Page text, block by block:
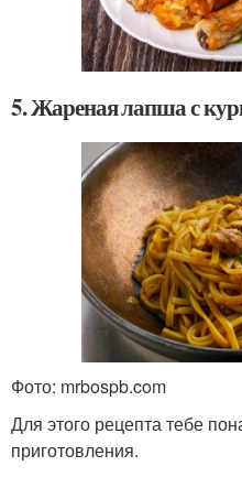
5. Жареная лапша с
Фото: mrbospb.com
Для этого рецепта тебе
приготовления.